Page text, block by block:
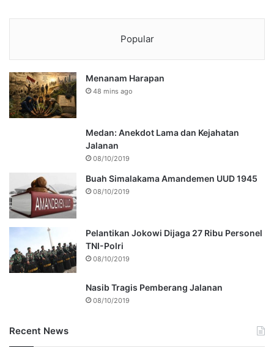
Popular
Menanam Harapan
48 mins ago
Medan: Anekdot Lama dan Kejahatan
Jalanan
08/10/2019
Buah Simalakama Amandemen UUD 1945
08/10/2019
Pelantikan Jokowi Dijaga 27 Ribu Personel
TNI-Polri
08/10/2019
Nasib Tragis Pemberang Jalanan
08/10/2019
Recent News